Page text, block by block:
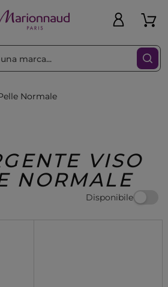
Regalo
Normale
VISO
NORMALE
Disponibile
Filtra